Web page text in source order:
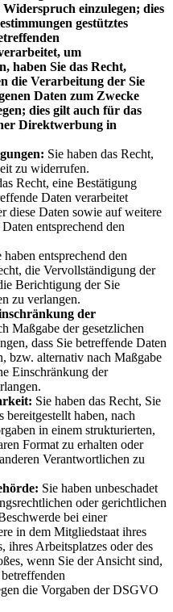
einzulegen; dies
gestütztes
um
haben Sie das Recht,
die Verarbeitung der Sie
Daten zum Zwecke
dies gilt auch für das
Direktwerbung in
Sie haben das Recht,
zu widerrufen.
Recht, eine Bestätigung
Daten verarbeitet
diese Daten sowie auf weitere
entsprechend den
haben entsprechend den
die Vervollständigung der
Berichtigung der Sie
zu verlangen.
der
Maßgabe der gesetzlichen
dass Sie betreffende Daten
bzw. alternativ nach Maßgabe
Einschränkung der
Sie haben das Recht, Sie
bereitgestellt haben, nach
in einem strukturierten,
Format zu erhalten oder
Verantwortlichen zu
Sie haben unbeschadet
oder gerichtlichen
bei einer
in dem Mitgliedstaat ihres
ihres Arbeitsplatzes oder des
wenn Sie der Ansicht sind,
die Vorgaben der DSGVO